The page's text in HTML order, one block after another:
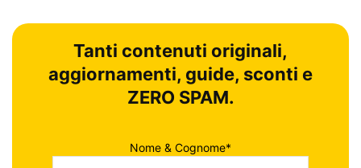
Tanti contenuti originali,
aggiornamenti, guide, sconti e
ZERO SPAM.
Nome & Cognome*